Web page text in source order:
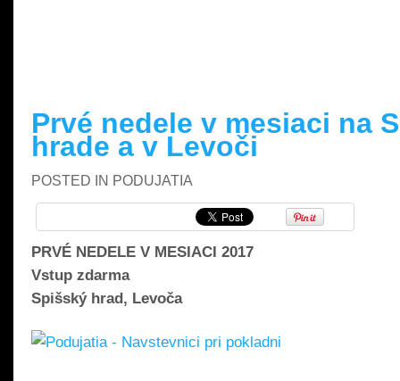
Prvé nedele v mesiaci na
hrade a v Levoči
POSTED IN PODUJATIA
PRVÉ NEDELE V MESIACI 2017
Vstup zdarma
Spišský hrad, Levoča